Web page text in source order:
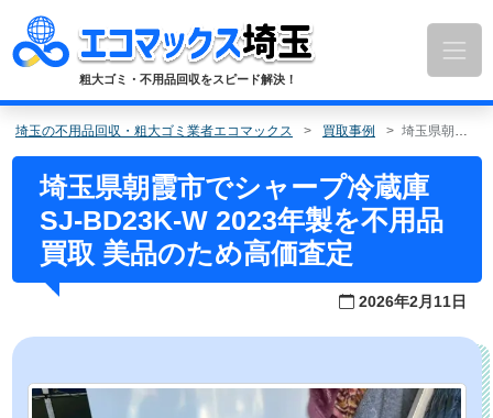
テ
ツ
粗大ゴミ・不用品回収をスピード解決！
埼玉の不用品回収・粗大ゴミ業者エコマックス 買取事例 埼玉県朝霞市でシャープ冷蔵庫 SJ-BD23K-W 2023年製を不用品買取 美品のため高価査定
埼玉県朝霞市でシャープ冷蔵庫
SJ-BD23K-W 2023年製を不用品
買取 美品のため高価査定
2026年2月11日